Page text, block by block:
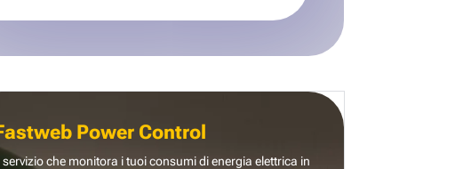
Power Control
servizio che monitora i tuoi consumi di energia elettrica in